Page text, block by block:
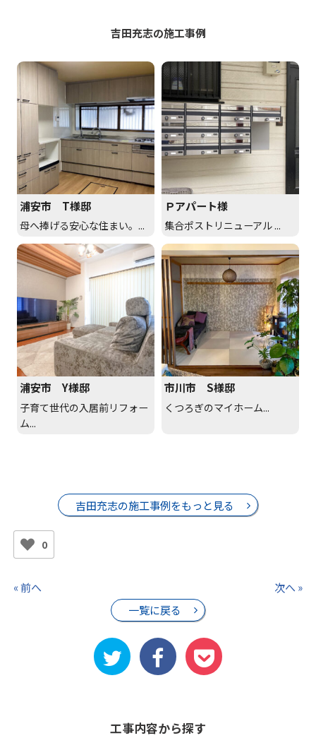
吉田充志の施工事例
浦安市 T様邸
母へ捧げる安心な住まい。...
Ｐアパート様
集合ポストリニューアル ...
浦安市 Y様邸
子育て世代の入居前リフォー
ム...
市川市 S様邸
くつろぎのマイホーム...
吉田充志の施工事例をもっと見る
0
« 前へ
一覧に戻る
次へ »
工事内容から探す